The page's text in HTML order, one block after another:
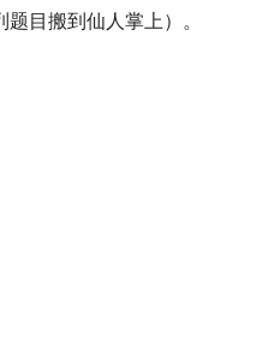
目搬到仙人掌上）。